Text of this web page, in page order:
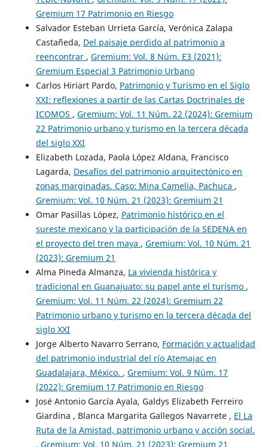
Gremium 17 Patrimonio en Riesgo
Salvador Esteban Urrieta García, Verónica Zalapa
Castañeda, Del paisaje perdido al patrimonio a
reencontrar , Gremium: Vol. 8 Núm. E3 (2021):
Gremium Especial 3 Patrimonio Urbano
Carlos Hiriart Pardo, Patrimonio y Turismo en el Siglo
XXI: reflexiones a partir de las Cartas Doctrinales de
ICOMOS , Gremium: Vol. 11 Núm. 22 (2024): Gremium
22 Patrimonio urbano y turismo en la tercera década
del siglo XXI
Elizabeth Lozada, Paola López Aldana, Francisco
Lagarda, Desafíos del patrimonio arquitectónico en
zonas marginadas. Caso: Mina Camelia, Pachuca ,
Gremium: Vol. 10 Núm. 21 (2023): Gremium 21
Omar Pasillas López, Patrimonio histórico en el
sureste mexicano y la participación de la SEDENA en
el proyecto del tren maya , Gremium: Vol. 10 Núm. 21
(2023): Gremium 21
Alma Pineda Almanza, La vivienda histórica y
tradicional en Guanajuato: su papel ante el turismo ,
Gremium: Vol. 11 Núm. 22 (2024): Gremium 22
Patrimonio urbano y turismo en la tercera década del
siglo XXI
Jorge Alberto Navarro Serrano, Formación y actualidad
del patrimonio industrial del río Atemajac en
Guadalajara, México. , Gremium: Vol. 9 Núm. 17
(2022): Gremium 17 Patrimonio en Riesgo
José Antonio García Ayala, Galdys Elizabeth Ferreiro
Giardina , Blanca Margarita Gallegos Navarrete , El La
Ruta de la Amistad, patrimonio urbano y acción social.
, Gremium: Vol. 10 Núm. 21 (2023): Gremium 21